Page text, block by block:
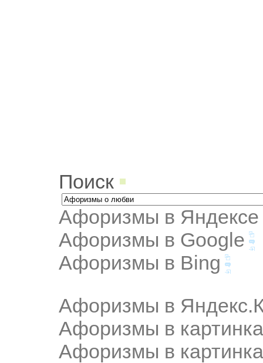
Поиск
Афоризмы в Яндексе
Афоризмы в Google
Афоризмы в Bing
Афоризмы в
Афоризмы в
Афоризмы в